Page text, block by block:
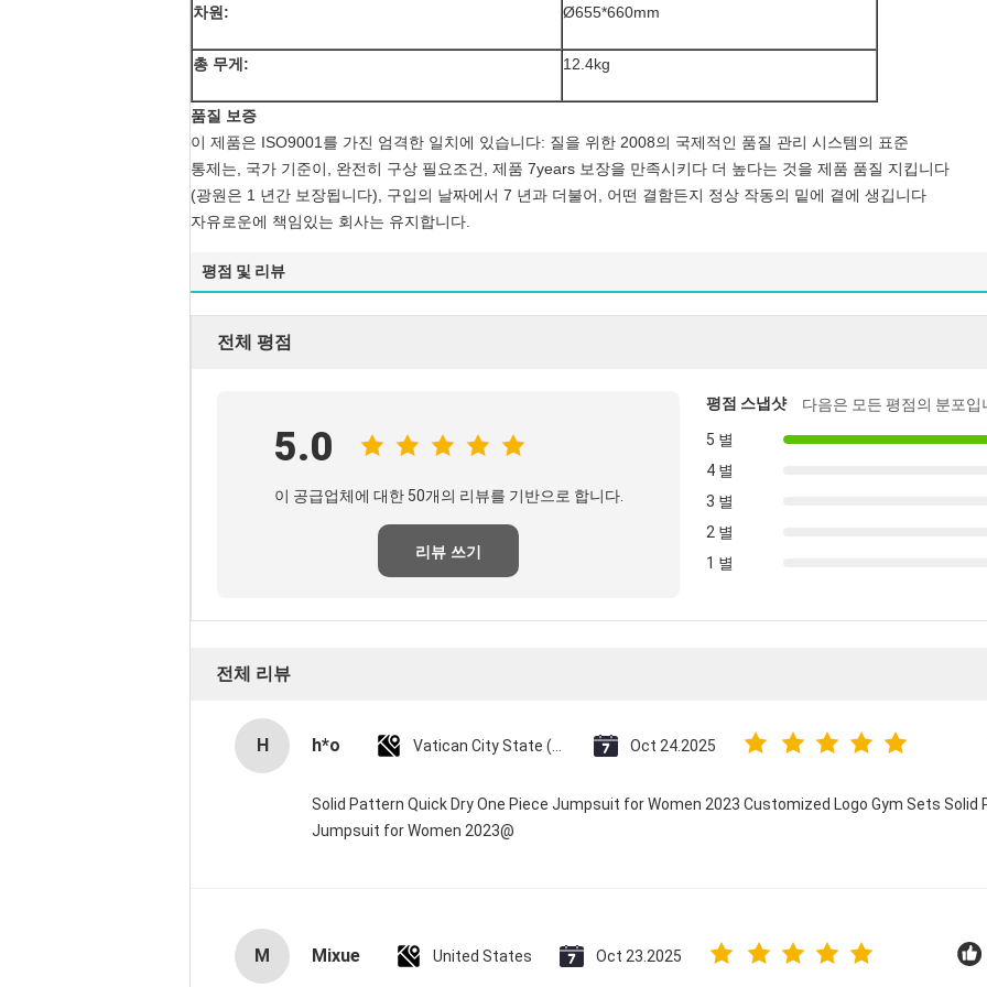
차원: Ø655*660mm
총 무게: 12.4kg
품질 보증
이 제품은 ISO9001를 가진 엄격한 일치에 있습니다: 질을 위한 2008의 국제적인 품질 관리 시스템의 표준
통제는, 국가 기준이, 완전히 구상 필요조건, 제품 7years 보장을 만족시키다 더 높다는 것을 제품 품질 지킵니다
(광원은 1 년간 보장됩니다), 구입의 날짜에서 7 년과 더불어, 어떤 결함든지 정상 작동의 밑에 곁에 생깁니다
자유로운에 책임있는 회사는 유지합니다.
평점 및 리뷰
전체 평점
5.0
이 공급업체에 대한 50개의 리뷰를 기반으로 합니다.
리뷰 쓰기
평점 스냅샷
다음은 모든 평점의 분포입
5 별
4 별
3 별
2 별
1 별
전체 리뷰
H h*o Vatican City State (Holy See) Oct 24.2025
Solid Pattern Quick Dry One Piece Jumpsuit for Women 2023 Customized Logo Gym Sets Solid
Jumpsuit for Women 2023@
M Mixue United States Oct 23.2025